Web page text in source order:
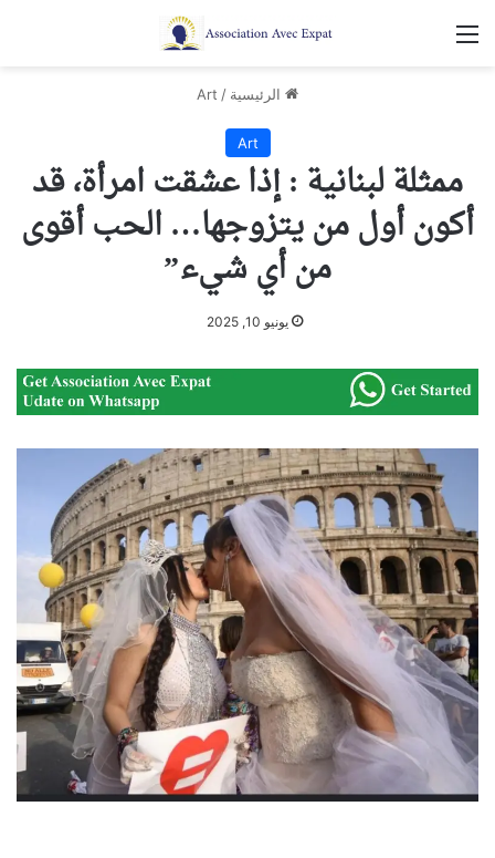
القائمة
الرئيسية /
Art
Art
ممثلة لبنانية : إذا عشقت امرأة، قد
أكون أول من يتزوجها… الحب أقوى
من أي شيء”
يونيو 10, 2025